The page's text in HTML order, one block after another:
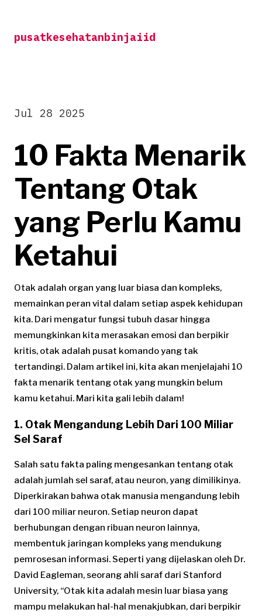
contentpusatkesehatanbinjaiid
10 Fakta Menarik
Tentang Otak
yang Perlu Kamu
Ketahui
Jul 28 2025
Otak adalah organ yang luar biasa dan kompleks,
memainkan peran vital dalam setiap aspek kehidupan
kita. Dari mengatur fungsi tubuh dasar hingga
memungkinkan kita merasakan emosi dan berpikir
kritis, otak adalah pusat komando yang tak
tertandingi. Dalam artikel ini, kita akan menjelajahi 10
fakta menarik tentang otak yang mungkin belum
kamu ketahui. Mari kita gali lebih dalam!
1. Otak Mengandung Lebih Dari 100 Miliar
Sel Saraf
Salah satu fakta paling mengesankan tentang otak
adalah jumlah sel saraf, atau neuron, yang dimilikinya.
Diperkirakan bahwa otak manusia mengandung lebih
dari 100 miliar neuron. Setiap neuron dapat
berhubungan dengan ribuan neuron lainnya,
membentuk jaringan kompleks yang mendukung
pemrosesan informasi. Seperti yang dijelaskan oleh Dr.
David Eagleman, seorang ahli saraf dari Stanford
University, “Otak kita adalah mesin luar biasa yang
mampu melakukan hal-hal menakjubkan, dari berpikir